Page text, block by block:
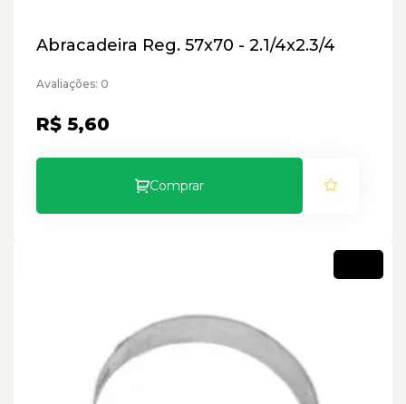
Abracadeira Reg. 57x70 - 2.1/4x2.3/4
Avaliações: 0
R$ 5,60
Comprar